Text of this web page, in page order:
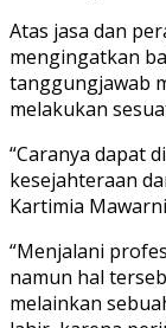
Atas jasa dan
mengingatkan
tanggungjawab
melakukan
“Caranya dapat
kesejahteraan
Kartimia
“Menjalani
namun hal
melainkan